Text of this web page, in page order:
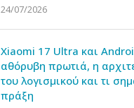
24/07/2026
Xiaomi 17 Ultra και
αθόρυβη πρωτιά, η
του λογισμικού και τι
πράξη